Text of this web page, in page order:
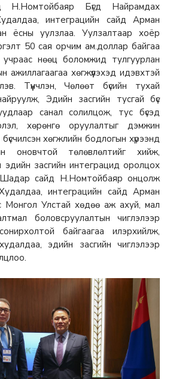
Бүгд Найрамдах
интеграцийн сайд Арман
ёсны уулзлаа. Уулзалтаар хоёр
50 сая орчим ам.доллар байгаа
учраас нөөц боломжид тулгуурлан
ажиллагаагаа хөгжүүлэхэд идэвхтэй
Түүнчлэн, Чөлөөт бүсийн тухай
Эдийн засгийн тусгай бүс
санал солилцож, тус бүсэд
хөрөнгө оруулалтыг дэмжин
хөгжлийн бодлогын хүрээнд
оновчтой төлөвлөлтийг хийж,
эдийн засгийн интеграцид оролцох
сайд Н.Номтойбаяр онцолж
интеграцийн сайд Арман
Монгол Улстай хөдөө аж ахуй, мал
боловсруулалтын чиглэлээр
байгаагаа илэрхийлж,
эдийн засгийн чиглэлээр